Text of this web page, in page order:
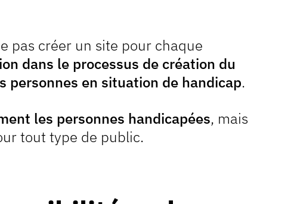
pas créer un site pour chaque
dans le processus de création du
personnes en situation de handicap.
les personnes handicapées, mais
tout type de public.